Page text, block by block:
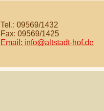
Tel.: 09569/1432
Fax: 09569/1425
Email: info@altstadt-hof.de